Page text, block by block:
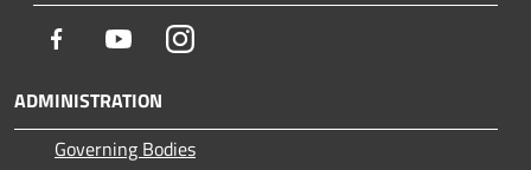
Facebook YoutubeInstagram
ADMINISTRATION
Governing Bodies